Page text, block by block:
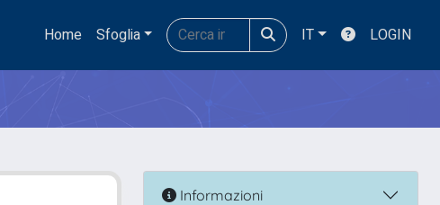
Home Sfoglia IT LOGIN
Informazioni